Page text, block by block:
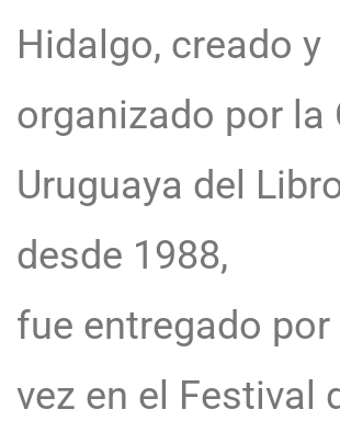
Hidalgo, creado y
organizado por la
Uruguaya del
desde 1988,
fue entregado
vez en el Festival